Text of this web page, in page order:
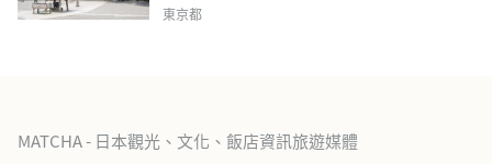
東京都
MATCHA - 日本觀光、文化、飯店資訊旅遊媒體